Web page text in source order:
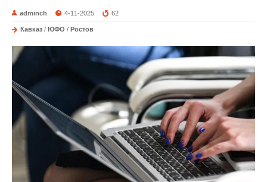
adminch 4-11-2025 62
Кавказ / ЮФО / Ростов